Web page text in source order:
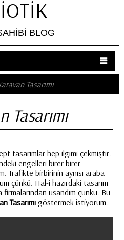
BLOG
Tasarımı
Tasarımı
tasarımlar hep ilgimi çekmiştir.
engelleri birer birer
Trafikte birbirinin aynısı araba
çünkü. Hal-i hazırdaki tasarım
usandım çünkü. Bu
Tasarımıgöstermek istiyorum.